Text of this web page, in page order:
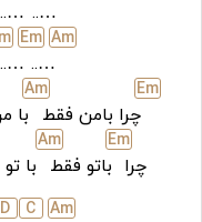
…..
…..
Am
…..
Em
…..
m
Em
چرا بامن فقط
Am
با
چرا
Em
باتو فقط
Am
با
Am
C
D